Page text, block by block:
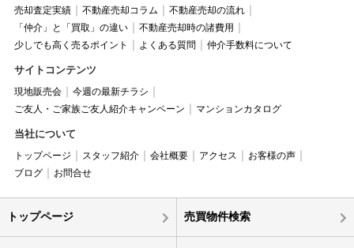
売却査定実績
不動産売却コラム
不動産売却の流れ
「仲介」と「買取」の違い
不動産売却時の諸費用
少しでも高く売るポイント
よくある質問 仲介手数料について
サイトコンテンツ
現地販売会
今週の最新チラシ
ご友人・ご家族ご友人紹介キャンペーン
マンションカタログ
当社について
トップページ スタッフ紹介 会社概要 アクセス
お客様の声
ブログ
お問合せ
トップページ 売買物件検索